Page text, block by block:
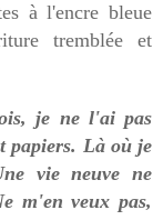
à l'encre bleue
tremblée et
je ne l'ai pas
papiers. Là où je
vie neuve ne
m'en veux pas,